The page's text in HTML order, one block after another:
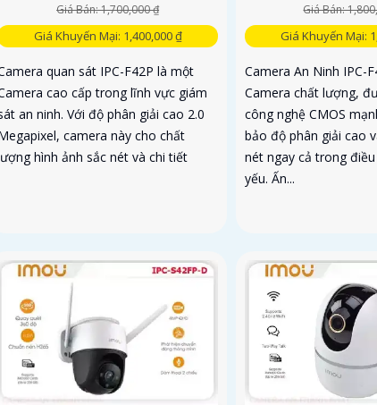
Giá Bán: 1,700,000 ₫
Giá Khuyến Mại: 1,400,000 ₫
quan sát IPC-F42P là một
cao cấp trong lĩnh vực giám
an ninh. Với độ phân giải cao 2.0
camera này cho chất
hình ảnh sắc nét và chi tiết
Giá Bán:
Giá Khuyến Mại:
Camera An Ninh IPC-
Camera chất lượng,
công nghệ CMOS
bảo độ phân giải cao
nét ngay cả trong
yếu. Ấn...